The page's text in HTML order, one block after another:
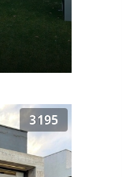
3195